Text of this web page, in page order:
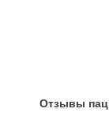
Отзывы